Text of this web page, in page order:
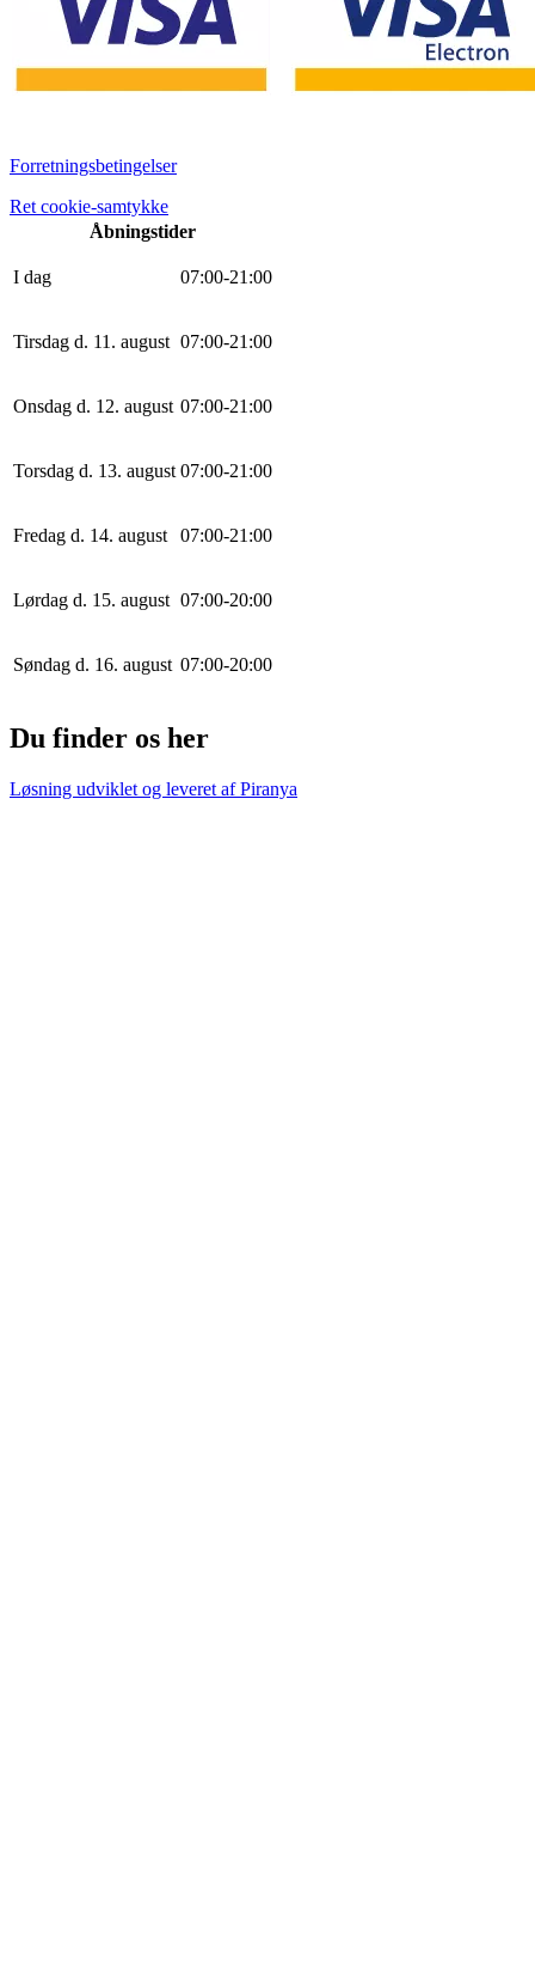
Forretningsbetingelser
Ret cookie-samtykke
Åbningstider
I dag 07:00-21:00
Tirsdag d. 11. august 07:00-21:00
Onsdag d. 12. august 07:00-21:00
Torsdag d. 13. august 07:00-21:00
Fredag d. 14. august 07:00-21:00
Lørdag d. 15. august 07:00-20:00
Søndag d. 16. august 07:00-20:00
Du finder os her
Løsning udviklet og leveret afPiranya